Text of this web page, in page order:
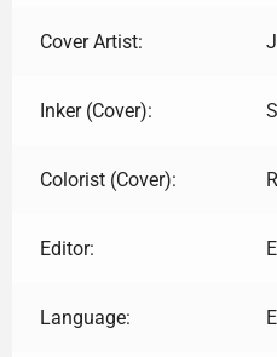
Cover Artist:
Inker (Cover):
Colorist (Cover):
Editor:
Language: